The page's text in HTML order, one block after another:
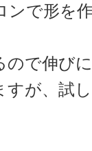
ンで形を
ので伸び
すが、試